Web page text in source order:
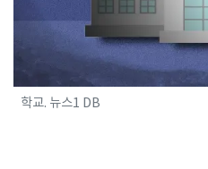
학교. 뉴스1 DB